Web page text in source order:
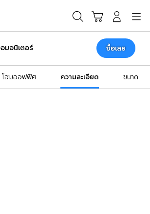
มอนิเตอร์ ซื้อเลย
โฮมออฟฟิศ ความละเอียด ขนาด